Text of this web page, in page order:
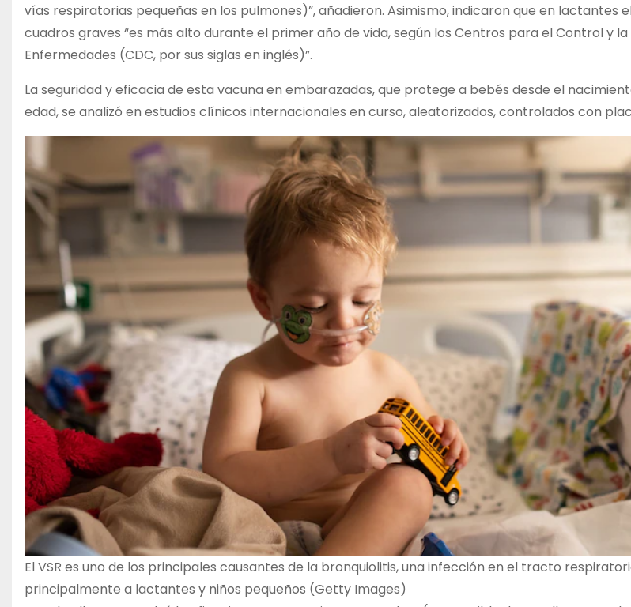
vías respiratorias pequeñas en los pulmones)”, añadieron. Asimismo, indicaron que en lactantes
cuadros graves “es más alto durante el primer año de vida, según los Centros para el Control y
Enfermedades (CDC, por sus siglas en inglés)”.
La seguridad y eficacia de esta vacuna en embarazadas, que protege a bebés desde el
edad, se analizó en estudios clínicos internacionales en curso, aleatorizados, controlados con
El VSR es uno de los principales causantes de la bronquiolitis, una infección en el tracto
principalmente a lactantes y niños pequeños (Getty Images)